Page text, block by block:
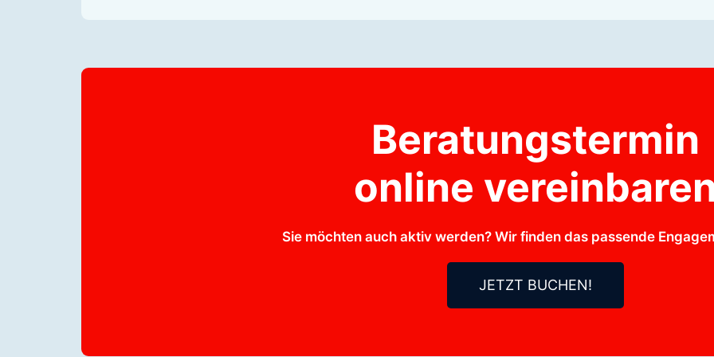
Beratungstermin
online
Sie möchten auch aktiv werden? Wir finden das passende
JETZT BUCHEN!